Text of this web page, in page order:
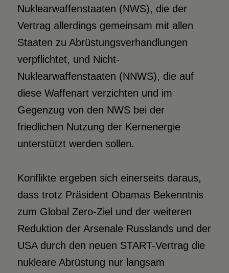
Nuklearwaffenstaaten (NWS), die der
Vertrag allerdings gemeinsam mit allen
Staaten zu Abrüstungsverhandlungen
verpflichtet, und Nicht-
Nuklearwaffenstaaten (NNWS), die auf
diese Waffenart verzichten und im
Gegenzug von den NWS bei der
friedlichen Nutzung der Kernenergie
unterstützt werden sollen.
Konflikte ergeben sich einerseits daraus,
dass trotz Präsident Obamas Bekenntnis
zum Global Zero-Ziel und der weiteren
Reduktion der Arsenale Russlands und der
USA durch den neuen START-Vertrag die
nukleare Abrüstung nur langsam